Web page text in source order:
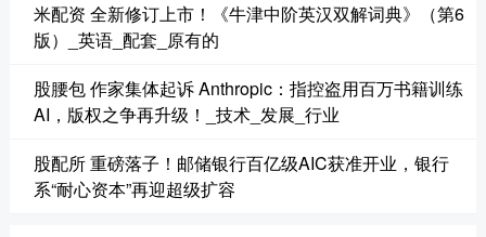
米配资 全新修订上市！《牛津中阶英汉双解词典》（第6
版）_英语_配套_原有的
股腰包 作家集体起诉 Anthropic：指控盗用百万书籍训练
AI，版权之争再升级！_技术_发展_行业
股配所 重磅落子！邮储银行百亿级AIC获准开业，银行
系“耐心资本”再迎超级扩容